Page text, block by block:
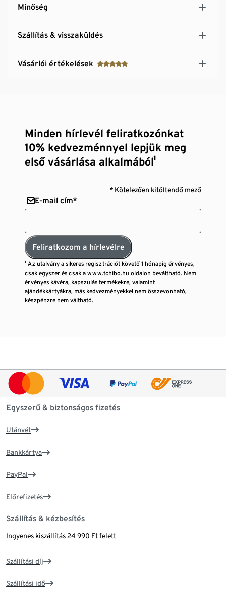
Minőség
Szállítás & visszaküldés
Vásárlói értékelések
Minden hírlevél feliratkozónkat
10% kedvezménnyel lepjük meg
első vásárlása alkalmából¹
* Kötelezően kitöltendő mező
E-mail cím*
Feliratkozom a hírlevélre
¹ Az utalvány a sikeres regisztrációt követő 1 hónapig érvényes,
csak egyszer és csak a www.tchibo.hu oldalon beváltható. Nem
érvényes kávéra, kapszulás termékekre, valamint
ajándékkártyákra, más kedvezményekkel nem összevonható,
készpénzre nem váltható.
Egyszerű & biztonságos fizetés
Utánvét
Bankkártya
PayPal
Előrefizetés
Szállítás & kézbesítés
Ingyenes kiszállítás 24 990 Ft felett
Szállítási díj
Szállítási idő